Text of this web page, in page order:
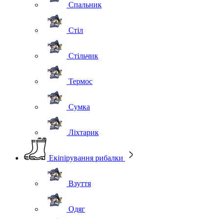
Спальник
Стіл
Стільчик
Термос
Сумка
Ліхтарик
Екіпірування рибалки
Взуття
Одяг